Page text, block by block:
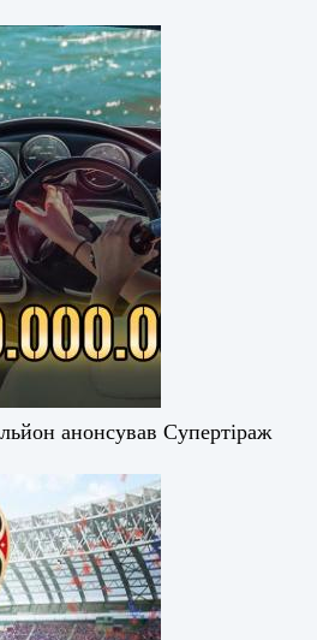
анонсував Супертіраж